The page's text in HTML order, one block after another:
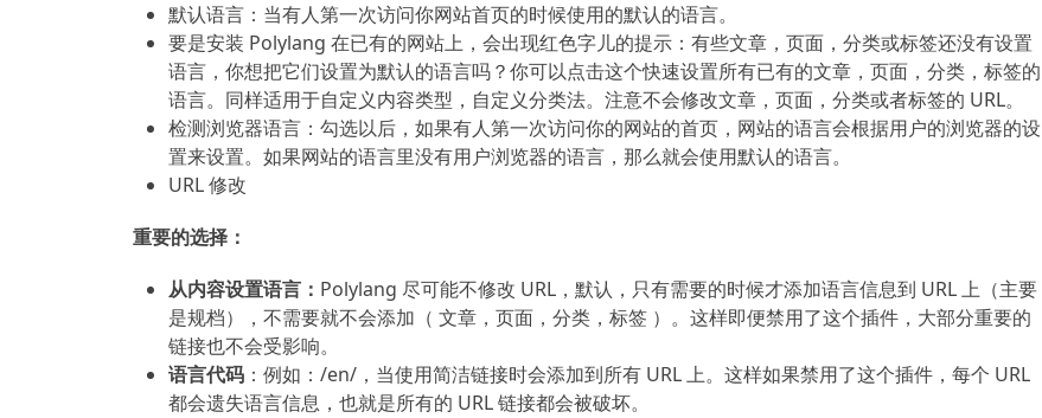
默认语言：当有人第一次访问你网站首页的时候使用的默认的语言。
要是安装 Polylang 在已有的网站上，会出现红色字儿的提示：有些文章，页面，分类或标签还没有设置
语言，你想把它们设置为默认的语言吗？你可以点击这个快速设置所有已有的文章，页面，分类，标签的
语言。同样适用于自定义内容类型，自定义分类法。注意不会修改文章，页面，分类或者标签的 URL。
检测浏览器语言：勾选以后，如果有人第一次访问你的网站的首页，网站的语言会根据用户的浏览器的设
置来设置。如果网站的语言里没有用户浏览器的语言，那么就会使用默认的语言。
URL 修改
重要的选择：
从内容设置语言： Polylang 尽可能不修改 URL，默认，只有需要的时候才添加语言信息到 URL 上（主要
是规档），不需要就不会添加（ 文章，页面，分类，标签 ）。这样即便禁用了这个插件，大部分重要的
链接也不会受影响。
语言代码 ：例如：/en/，当使用简洁链接时会添加到所有 URL 上。这样如果禁用了这个插件，每个 URL
都会遗失语言信息，也就是所有的 URL 链接都会被破坏。